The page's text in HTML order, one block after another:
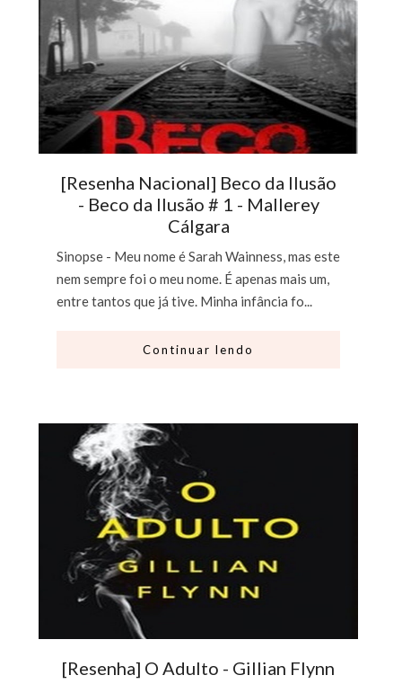
[Resenha Nacional] Beco da Ilusão
- Beco da Ilusão # 1 - Mallerey
Cálgara
Sinopse - Meu nome é Sarah Wainness, mas este
nem sempre foi o meu nome. É apenas mais um,
entre tantos que já tive. Minha infância fo...
Continuar lendo
[Resenha] O Adulto - Gillian Flynn